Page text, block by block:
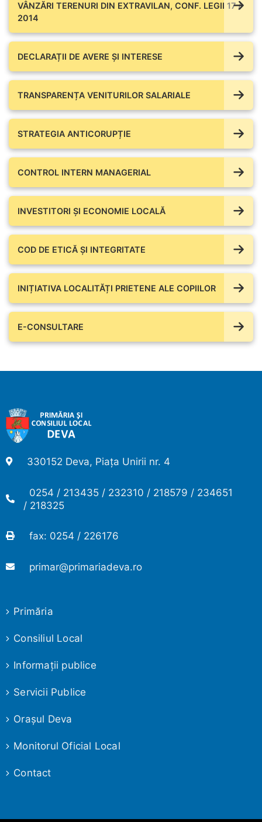
VÂNZĂRI TERENURI DIN EXTRAVILAN, CONF. LEGII 17 /
2014
DECLARAȚII DE AVERE ŞI INTERESE
TRANSPARENȚA VENITURILOR SALARIALE
STRATEGIA ANTICORUPȚIE
CONTROL INTERN MANAGERIAL
INVESTITORI ȘI ECONOMIE LOCALĂ
COD DE ETICĂ ȘI INTEGRITATE
INIȚIATIVA LOCALITĂȚI PRIETENE ALE COPIILOR
E-CONSULTARE
330152 Deva, Piața Unirii nr. 4
0254 / 213435 / 232310 / 218579 / 234651
/ 218325
fax: 0254 / 226176
primar@primariadeva.ro
Primăria
Consiliul Local
Informaţii publice
Servicii Publice
Oraşul Deva
Monitorul Oficial Local
Contact